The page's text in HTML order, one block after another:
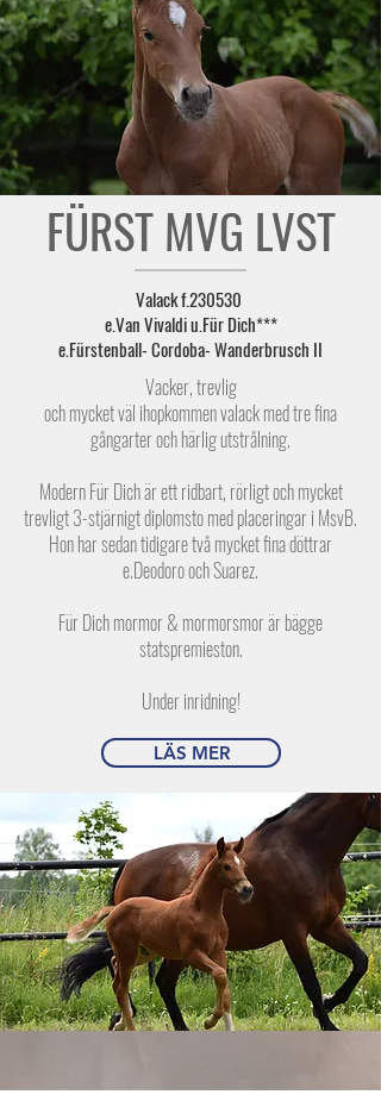
FÜRST MVG LVST
Valack f.230530
e.Van Vivaldi u.Für Dich***
e.Fürstenball- Cordoba- Wanderbrusch II
Vacker, trevlig
och mycket väl ihopkommen valack med tre fina
gångarter och härlig utstrålning.
ModernFür Dichär ett ridbart, rörligt och mycket
trevligt 3-stjärnigt diplomsto med placeringar i MsvB.
Hon har sedan tidigare två mycket fina döttrar
e.Deodoro och Suarez.
Für Dich mormor & mormorsmor är bägge
statspremieston.
Under inridning!
LÄS MER